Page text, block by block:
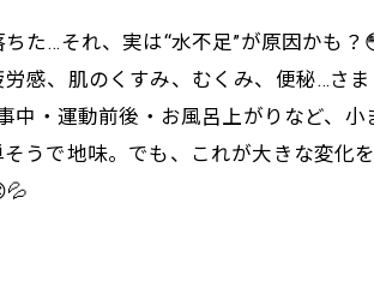
た…それ、実は“水不足”が原因かも
感、肌のくすみ、むくみ、便秘…さ
中・運動前後・お風呂上がりなど、
うで地味。でも、これが大きな変化